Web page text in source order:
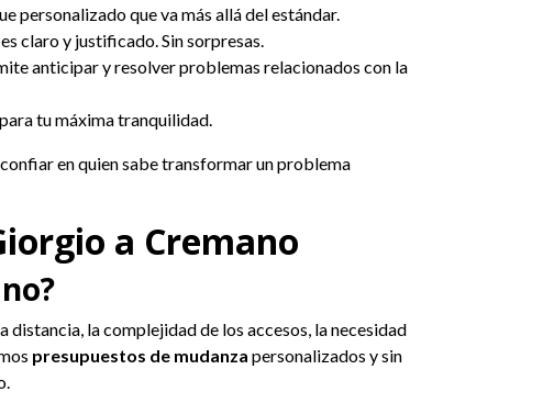
personalizado que va más allá del estándar.
claro y justificado. Sin sorpresas.
anticipar y resolver problemas relacionados con la
tu máxima tranquilidad.
en quien sabe transformar un problema
a Cremano
la complejidad de los accesos, la necesidad
presupuestos de mudanza personalizados y sin